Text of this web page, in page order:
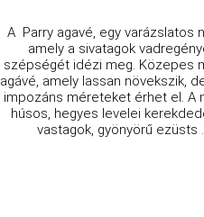
A Parry agavé, egy varázslatos
amely a sivatagok
szépségét idézi meg. Közepes
agávé, amely lassan növekszik,
impozáns méreteket érhet el. A
húsos, hegyes levelei
vastagok, gyönyörű ezüsts